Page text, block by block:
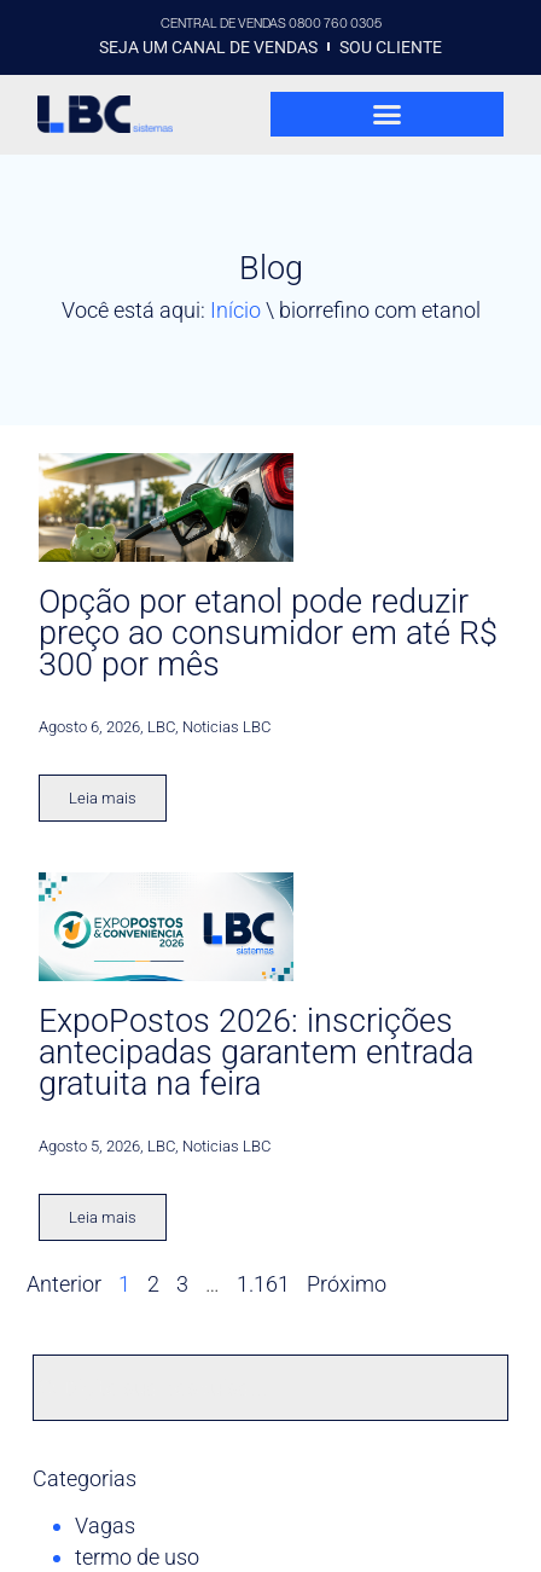
CENTRAL DE VENDAS 0800 760 0305
SEJA UM CANAL DE VENDAS SOU CLIENTE
Blog
Você está aqui: Início\ biorrefino com etanol
Opção por etanol pode reduzir
preço ao consumidor em até R$
300 por mês
Agosto 6, 2026 LBC Noticias LBC
Leia mais
ExpoPostos 2026: inscrições
antecipadas garantem entrada
gratuita na feira
Agosto 5, 2026 LBC Noticias LBC
Leia mais
Anterior 1 2 3 … 1.161 Próximo
Categorias
Vagas
termo de uso